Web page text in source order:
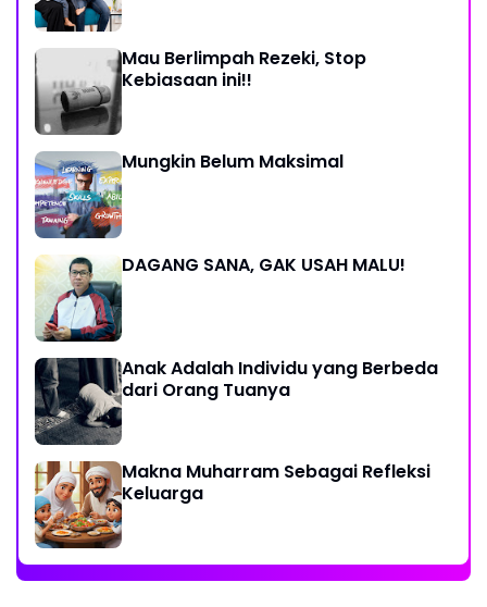
Mau Berlimpah Rezeki, Stop
Kebiasaan ini!!
Mungkin Belum Maksimal
DAGANG SANA, GAK USAH MALU!
Anak Adalah Individu yang Berbeda
dari Orang Tuanya
Makna Muharram Sebagai Refleksi
Keluarga